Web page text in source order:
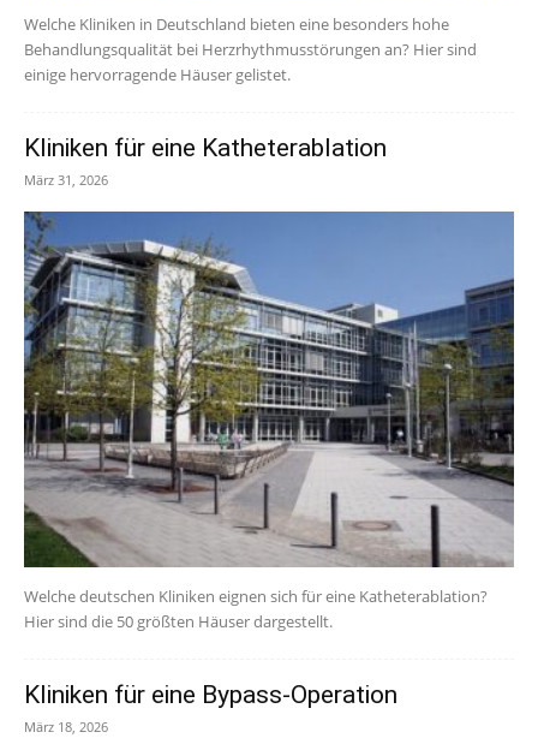
Welche Kliniken in Deutschland bieten eine besonders hohe
Behandlungsqualität bei Herzrhythmusstörungen an? Hier sind
einige hervorragende Häuser gelistet.
Kliniken für eine Katheterablation
März 31, 2026
Welche deutschen Kliniken eignen sich für eine Katheterablation?
Hier sind die 50 größten Häuser dargestellt.
Kliniken für eine Bypass-Operation
März 18, 2026